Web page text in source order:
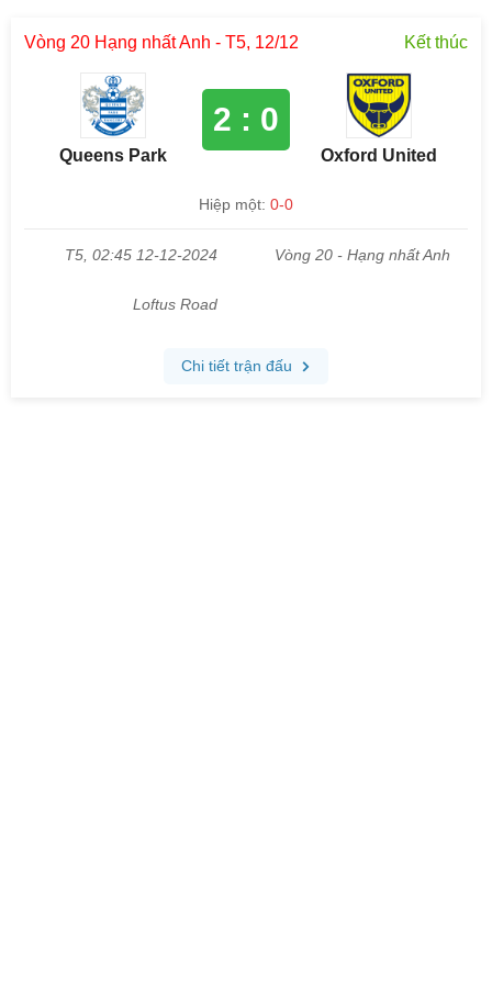
Vòng 20 Hạng nhất Anh - T5, 12/12 Kết thúc
Queens Park
2 : 0
Oxford United
Hiệp một: 0-0
T5, 02:45 12-12-2024 Vòng 20 - Hạng nhất Anh
Loftus Road
Chi tiết trận đấu